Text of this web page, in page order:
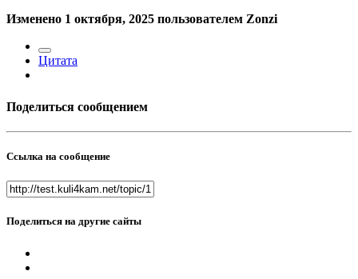
Изменено 1 октября, 2025 пользователем Zonzi
Цитата
Поделиться сообщением
Ссылка на сообщение
Поделиться на другие сайты